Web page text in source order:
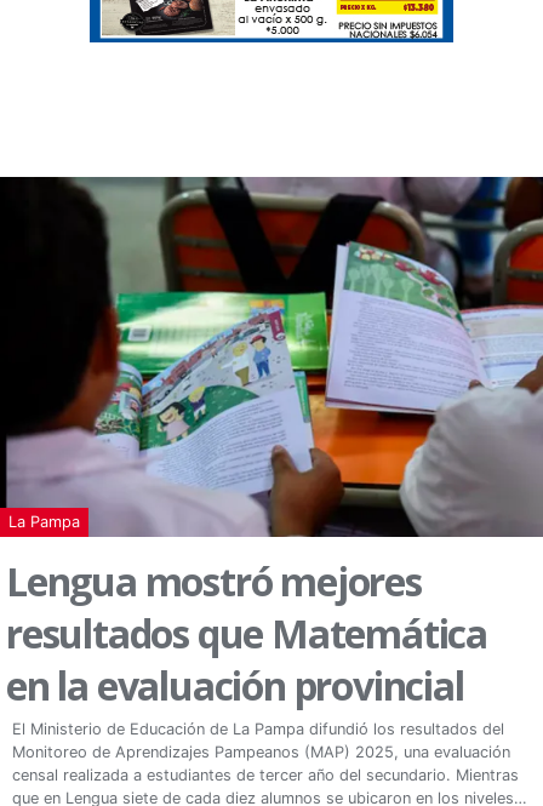
La Pampa
Lengua mostró mejores
resultados que Matemática
en la evaluación provincial
El Ministerio de Educación de La Pampa difundió los resultados del
Monitoreo de Aprendizajes Pampeanos (MAP) 2025, una evaluación
censal realizada a estudiantes de tercer año del secundario. Mientras
que en Lengua siete de cada diez alumnos se ubicaron en los niveles